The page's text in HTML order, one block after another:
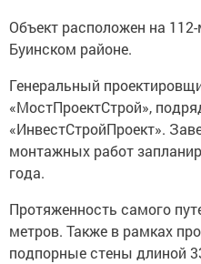
Объект расположен на
Буинском районе.
Генеральный
«МостПроектСтрой»,
«ИнвестСтройПроект».
монтажных работ
года.
Протяженность самого
метров. Также в рамках
подпорные стены длиной